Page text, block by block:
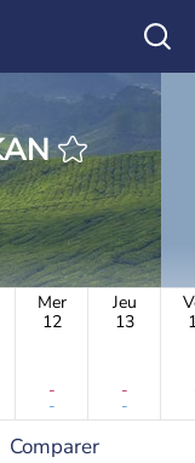
Mer
12
-
-
Jeu
13
-
-
Comparer